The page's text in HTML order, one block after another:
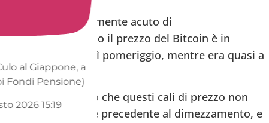
particolarmente acuto di
di spot quando il prezzo del Bitcoin è in
di 62k$ martedì pomeriggio, mentre era quasi a
ottimisti sul fatto che questi cali di prezzo non
all’ambiente precedente al dimezzamento, e
al Giappone, a
Fondi Pensione)
2026 15:19